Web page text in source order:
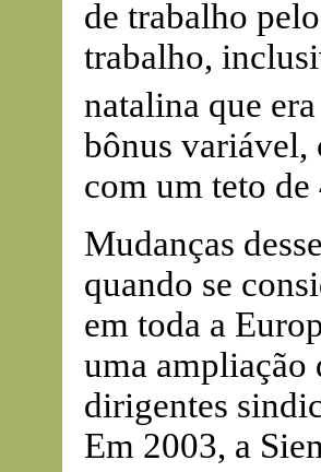
de trabalho
trabalho,
natalina que
bônus variável,
com um teto
Mudanças
quando se
em toda a
uma ampliação
dirigentes
Em 2003, a